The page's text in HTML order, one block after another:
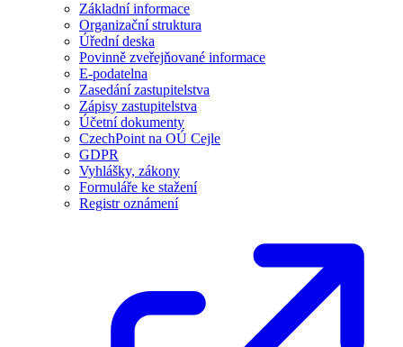
Základní informace
Organizační struktura
Úřední deska
Povinně zveřejňované informace
E-podatelna
Zasedání zastupitelstva
Zápisy zastupitelstva
Účetní dokumenty
CzechPoint na OÚ Cejle
GDPR
Vyhlášky, zákony
Formuláře ke stažení
Registr oznámení